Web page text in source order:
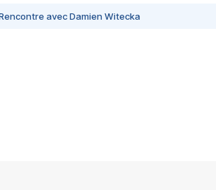
avec Damien Witecka